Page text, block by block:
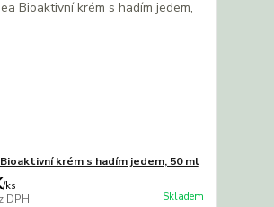
krém s hadím jedem, 50 ml
/ks
DPH Skladem